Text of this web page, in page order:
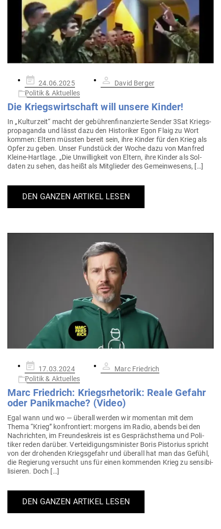
Gepostet
am
24.06.2025
David Berger
Politik & Aktuelles
Die Kriegs­wirt­schaft will unsere Kinder!
In „Kul­turzeit“ macht der gebüh­ren­fi­nan­zierte Sender 3Sat Kriegs­
pro­pa­ganda und lässt dazu den His­to­riker Egon Flaig zu Wort
kommen: Eltern müssten bereit sein, ihre Kinder für den Krieg als
Opfer zu geben. Unser Fund­stück der Woche dazu von Manfred
Kleine-Hartlage. „Die Unwil­ligkeit von Eltern, ihre Kinder als Sol­
daten zu sehen, das heißt als Mit­glieder des Gemeinwesens, […]
DEN GANZEN ARTIKEL LESEN
Gepostet
am
17.03.2024
Marc Friedrich
Politik & Aktuelles
Marc Friedrich: Kriegs­rhe­torik: Reale Gefahr
oder Panik­mache? (Video)
Egal wann und wo — überall werden wir momentan mit dem
Thema “Krieg” kon­fron­tiert: morgens im Radio, abends bei den
Nach­richten, im Freun­des­kreis ist es Gesprächs­thema und Poli­
tiker reden darüber. Ver­tei­di­gungs­mi­nister Boris Pis­torius spricht
von der dro­henden Kriegs­gefahr und überall hat man das Gefühl,
die Regierung ver­sucht uns für einen kom­menden Krieg zu sen­si­bi­
li­sieren. Doch […]
DEN GANZEN ARTIKEL LESEN